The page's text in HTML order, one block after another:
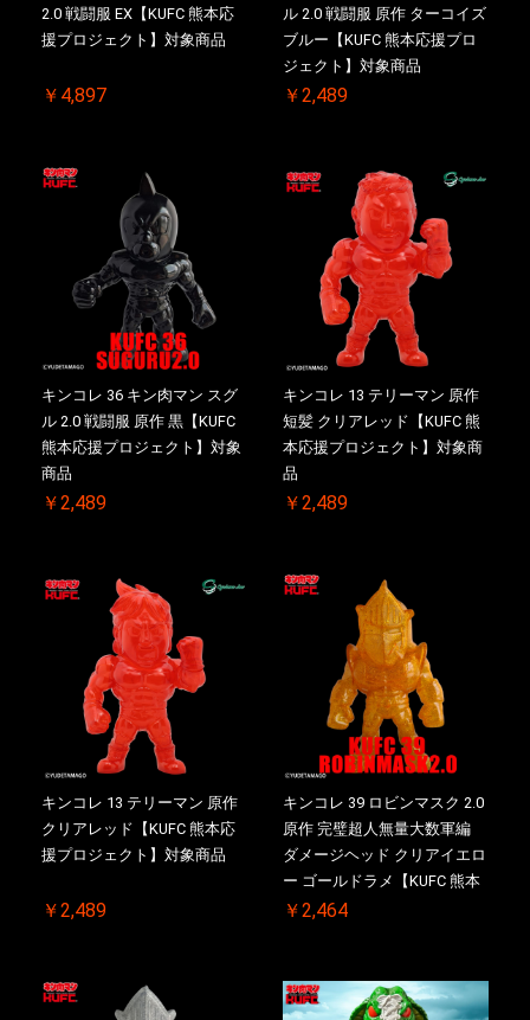
2.0 戦闘服 EX【KUFC 熊本応
援プロジェクト】対象商品
￥4,897
ル 2.0 戦闘服 原作 ターコイズ
ブルー【KUFC 熊本応援プロ
ジェクト】対象商品
￥2,489
キンコレ 36 キン肉マン スグ
ル 2.0 戦闘服 原作 黒【KUFC
熊本応援プロジェクト】対象
商品
￥2,489
キンコレ 13 テリーマン 原作
短髪 クリアレッド【KUFC 熊
本応援プロジェクト】対象商
品
￥2,489
キンコレ 13 テリーマン 原作
クリアレッド【KUFC 熊本応
援プロジェクト】対象商品
￥2,489
キンコレ 39 ロビンマスク 2.0
原作 完璧超人無量大数軍編
ダメージヘッド クリアイエロ
ー ゴールドラメ【KUFC 熊本
応援プロジェクト】対象商品
￥2,464